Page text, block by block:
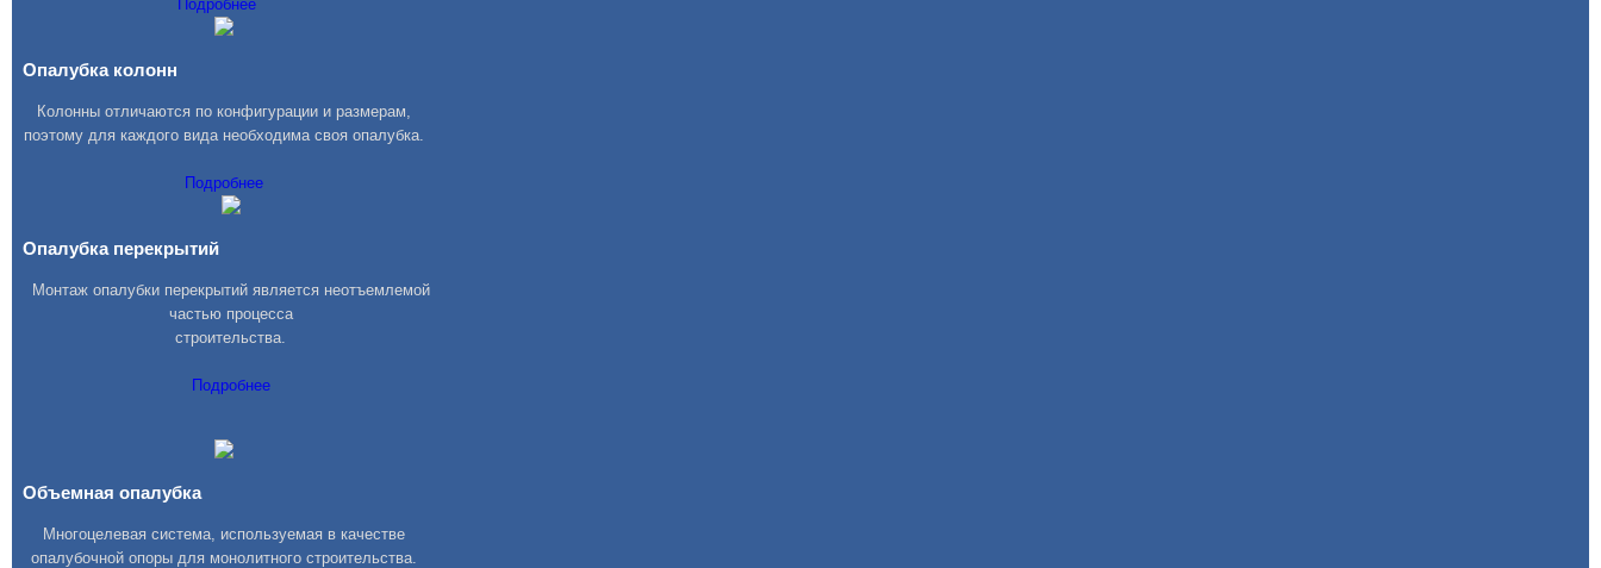
Подробнее
Опалубка колонн
Колонны отличаются по конфигурации и размерам,
поэтому для каждого вида необходима своя опалубка.
Подробнее
Опалубка перекрытий
Монтаж опалубки перекрытий является неотъемлемой
частью процесса
строительства.
Подробнее
Объемная опалубка
Многоцелевая система, используемая в качестве
опалубочной опоры для монолитного строительства.